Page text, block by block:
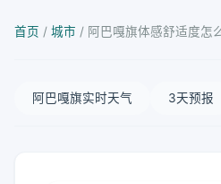
首页 / 城市 / 阿巴嘎旗体感舒适度怎
阿巴嘎旗实时天气 3天预报